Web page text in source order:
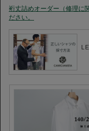
そのしなやかな質感、上品な
◆新型セミワイドカラー◆
カミチャニスタの定番である
ました。台衿や衿先を数ミリ
トスタイルに馴染みやすく
CAMICIANISTAが自信を持っ
裄丈詰めオーダー（修理に
ださい。